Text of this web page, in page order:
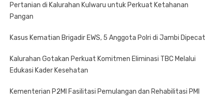
Pertanian di Kalurahan Kulwaru untuk Perkuat Ketahanan
Pangan
Kasus Kematian Brigadir EWS, 5 Anggota Polri di Jambi Dipecat
Kalurahan Gotakan Perkuat Komitmen Eliminasi TBC Melalui
Edukasi Kader Kesehatan
Kementerian P2MI Fasilitasi Pemulangan dan Rehabilitasi PMI